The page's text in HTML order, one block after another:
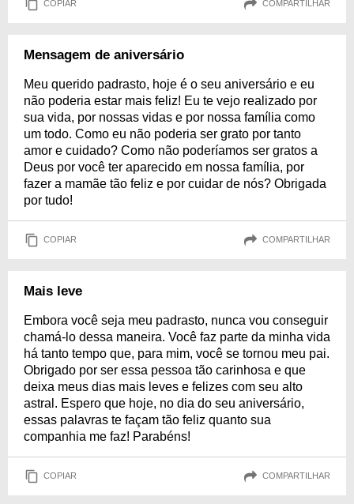
COPIAR COMPARTILHAR
Mensagem de aniversário
Meu querido padrasto, hoje é o seu aniversário e eu
não poderia estar mais feliz! Eu te vejo realizado por
sua vida, por nossas vidas e por nossa família como
um todo. Como eu não poderia ser grato por tanto
amor e cuidado? Como não poderíamos ser gratos a
Deus por você ter aparecido em nossa família, por
fazer a mamãe tão feliz e por cuidar de nós? Obrigada
por tudo!
COPIAR COMPARTILHAR
Mais leve
Embora você seja meu padrasto, nunca vou conseguir
chamá-lo dessa maneira. Você faz parte da minha vida
há tanto tempo que, para mim, você se tornou meu pai.
Obrigado por ser essa pessoa tão carinhosa e que
deixa meus dias mais leves e felizes com seu alto
astral. Espero que hoje, no dia do seu aniversário,
essas palavras te façam tão feliz quanto sua
companhia me faz! Parabéns!
COPIAR COMPARTILHAR